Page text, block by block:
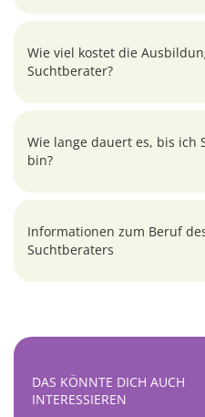
Wie viel kostet die
Suchtberater?
Wie lange dauert es, bis ich
bin?
Informationen zum Beruf
Suchtberaters
DAS KÖNNTE DICH AUCH
INTERESSIEREN